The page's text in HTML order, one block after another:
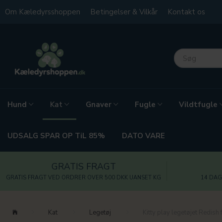
Om Kæledyrsshoppen Betingelser & Vilkår Kontakt os
Hund Kat Gnaver Fugle Vildtfugle
UDSALG SPAR OP TiL 85% DATO VARE
GRATIS FRAGT
GRATIS FRAGT VED ORDRER OVER 500 DKK UANSET KG 14
Kat Legetøj